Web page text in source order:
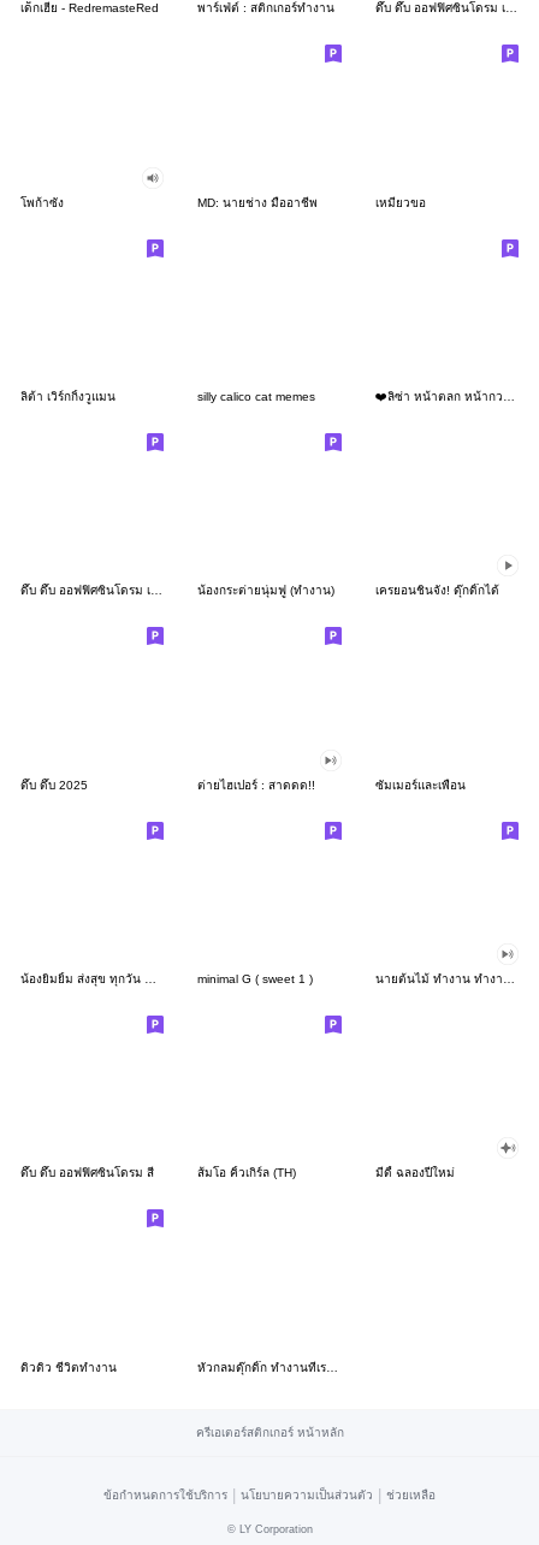
เด็กเฮีย - RedremasteRed พาร์เฟ่ต์ : สติกเกอร์ทำงาน ดึ๊บ ดึ๊บ ออฟฟิศซินโดรม เจ็ด
โพก้าซัง MD: นายช่าง มืออาชีพ เหมียวขอ
ลิต้า เวิร์กกิ้งวูแมน silly calico cat memes
ดึ๊บ ดึ๊บ ออฟฟิศซินโดรม เก้า น้องกระต่ายนุ่มฟู (ทำงาน) เครยอนชินจัง! ดุ๊กดิ๊กได้
ดึ๊บ ดึ๊บ 2025 ต่ายไฮเปอร์ : สาดดด!! ซัมเมอร์และเพื่อน
minimal G ( sweet 1 )
ดึ๊บ ดึ๊บ ออฟฟิศซินโดรม สี่ ส้มโอ คิ้วเกิร์ล (TH) มีดี้ ฉลองปีใหม่
ดิวดิว ชีวิตทำงาน
ครีเอเตอร์สติกเกอร์ หน้าหลัก
ข้อกำหนดการใช้บริการ | นโยบายความเป็นส่วนตัว | ช่วยเหลือ
© LY Corporation